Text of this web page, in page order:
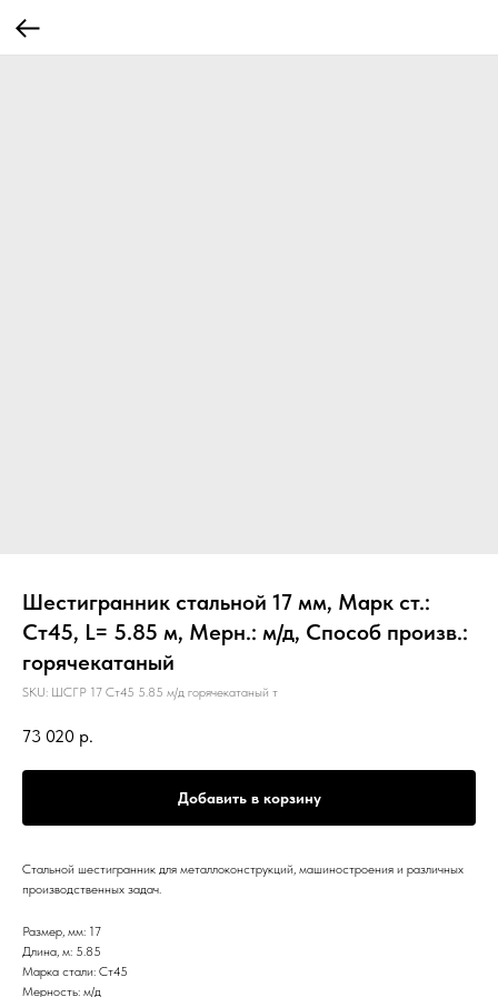
Шестигранник стальной 17 мм, Марк ст.:
Ст45, L= 5.85 м, Мерн.: м/д, Способ произв.:
горячекатаный
SKU: ШСГР 17 Ст45 5.85 м/д горячекатаный т
73 020 р.
Добавить в корзину
Стальной шестигранник для металлоконструкций, машиностроения и различных
производственных задач.
Размер, мм: 17
Длина, м: 5.85
Марка стали: Ст45
Мерность: м/д